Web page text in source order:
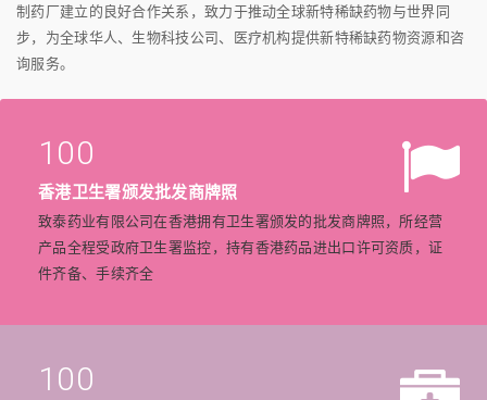
制药厂建立的良好合作关系，致力于推动全球新特稀缺药物与世界同
步，为全球华人、生物科技公司、医疗机构提供新特稀缺药物资源和咨
询服务。
100
香港卫生署颁发批发商牌照
致泰药业有限公司在香港拥有卫生署颁发的批发商牌照，所经营
产品全程受政府卫生署监控，持有香港药品进出口许可资质，证
件齐备、手续齐全
100